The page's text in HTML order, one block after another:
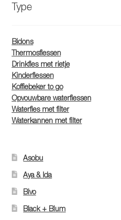
Accessoires
Aanbiedingen
Waterfles bedrukken
Reviews waterflessenwinkel.nl
Contact Waterflessenwinkel.nl
Type
Bidons
Thermosflessen
Drinkfles met rietje
Kinderflessen
Koffiebeker to go
Opvouwbare waterflessen
Waterfles met filter
Waterkannen met filter
Asobu
Aya & Ida
Bivo
Black + Blum